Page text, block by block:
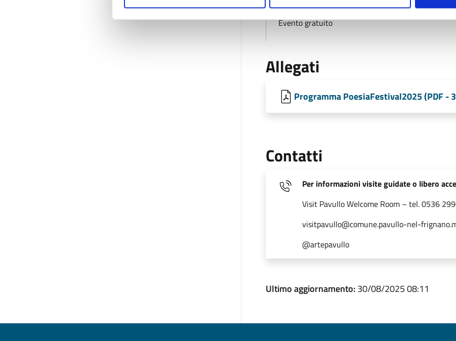
Evento gratuito
Allegati
Programma PoesiaFestival2025 (PDF -
Contatti
Per informazioni visite guidate o libero
Visit Pavullo Welcome Room – tel. 0536
visitpavullo@comune.pavullo-nel-
@artepavullo
Ultimo aggiornamento:30/08/2025 08:11